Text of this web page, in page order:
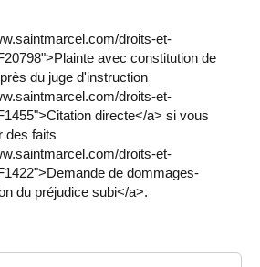
droits-et-
avec constitution de
du juge d'instruction
droits-et-
directe</a> si vous
des faits
droits-et-
de dommages-
du préjudice subi</a>.